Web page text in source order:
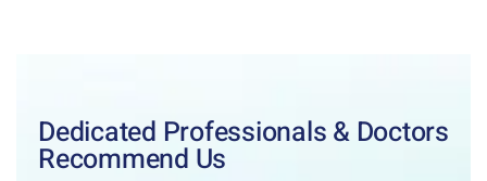
Dedicated Professionals & Doctors
Recommend Us